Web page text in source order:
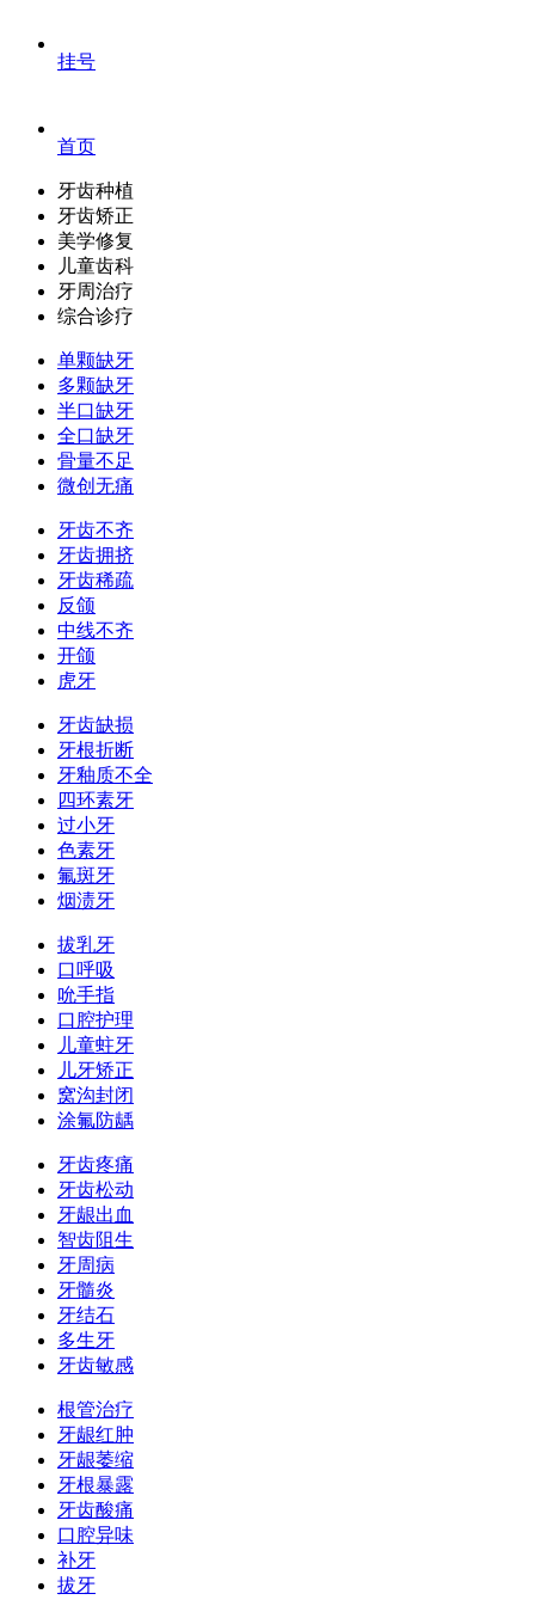
挂号
首页
牙齿种植
牙齿矫正
美学修复
儿童齿科
牙周治疗
综合诊疗
单颗缺牙
多颗缺牙
半口缺牙
全口缺牙
骨量不足
微创无痛
牙齿不齐
牙齿拥挤
牙齿稀疏
反颌
中线不齐
开颌
虎牙
牙齿缺损
牙根折断
牙釉质不全
四环素牙
过小牙
色素牙
氟斑牙
烟渍牙
拔乳牙
口呼吸
吮手指
口腔护理
儿童蛀牙
儿牙矫正
窝沟封闭
涂氟防龋
牙齿疼痛
牙齿松动
牙龈出血
智齿阻生
牙周病
牙髓炎
牙结石
多生牙
牙齿敏感
根管治疗
牙龈红肿
牙龈萎缩
牙根暴露
牙齿酸痛
口腔异味
补牙
拔牙